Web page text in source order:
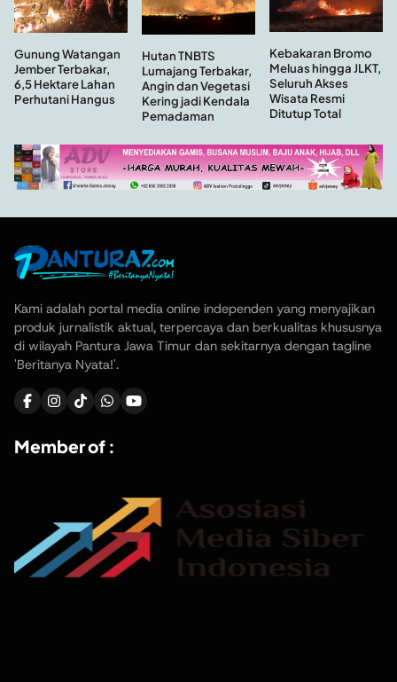
Gunung Watangan
Jember Terbakar,
6,5 Hektare Lahan
Perhutani Hangus
Hutan TNBTS
Lumajang Terbakar,
Angin dan Vegetasi
Kering jadi Kendala
Pemadaman
Kebakaran Bromo
Meluas hingga JLKT,
Seluruh Akses
Wisata Resmi
Ditutup Total
Kami adalah portal media online independen yang menyajikan
produk jurnalistik aktual, terpercaya dan berkualitas khususnya
di wilayah Pantura Jawa Timur dan sekitarnya dengan tagline
'Beritanya Nyata!'.
Member of :